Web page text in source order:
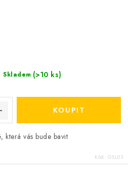
Skladem (>10 ks)
která vás bude bavit
Kód: GSL03